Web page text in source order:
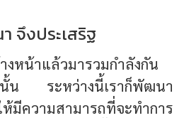
งประเสริฐ
งหน้าแล้วมารวมกำลังกัน
นั้น ระหว่างนี้เราก็พัฒนา
ห้มีความสามารถที่จะทำการ